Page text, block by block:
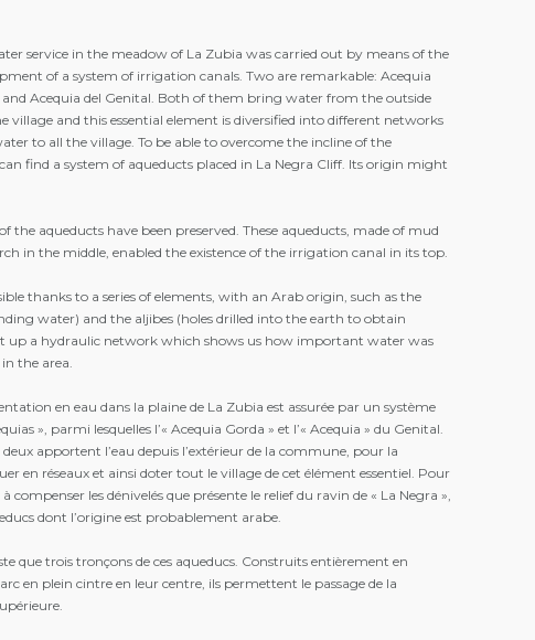
service in the meadow of La Zubia was carried out by means of the
of a system of irrigation canals. Two are remarkable: Acequia
and Acequia del Genital. Both of them bring water from the outside
village and this essential element is diversified into different networks
to all the village. To be able to overcome the incline of the
find a system of aqueducts placed in La Negra Cliff. Its origin might
the aqueducts have been preserved. These aqueducts, made of mud
in the middle, enabled the existence of the irrigation canal in its top.
thanks to a series of elements, with an Arab origin, such as the
water) and the aljibes (holes drilled into the earth to obtain
up a hydraulic network which shows us how important water was
the area.
en eau dans la plaine de La Zubia est assurée par un système
», parmi lesquelles l’« Acequia Gorda » et l’« Acequia » du Genital.
deux apportent l’eau depuis l’extérieur de la commune, pour la
en réseaux et ainsi doter tout le village de cet élément essentiel. Pour
à compenser les dénivelés que présente le relief du ravin de « La Negra »,
dont l’origine est probablement arabe.
que trois tronçons de ces aqueducs. Construits entièrement en
en plein cintre en leur centre, ils permettent le passage de la